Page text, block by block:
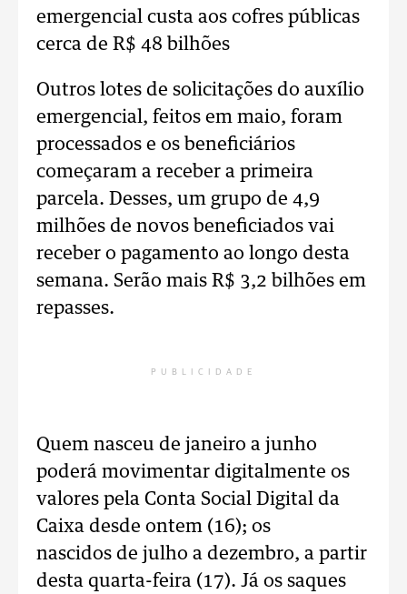
emergencial custa aos cofres públicas
cerca de R$ 48 bilhões
Outros lotes de solicitações do auxílio
emergencial, feitos em maio, foram
processados e os beneficiários
começaram a receber a primeira
parcela. Desses, um grupo de 4,9
milhões de novos beneficiados vai
receber o pagamento ao longo desta
semana. Serão mais R$ 3,2 bilhões em
repasses.
PUBLICIDADE
Quem nasceu de janeiro a junho
poderá movimentar digitalmente os
valores pela Conta Social Digital da
Caixa desde ontem (16); os
nascidos de julho a dezembro, a partir
desta quarta-feira (17). Já os saques